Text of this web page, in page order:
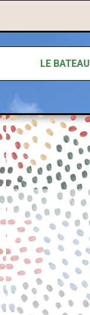
LE BATEAU